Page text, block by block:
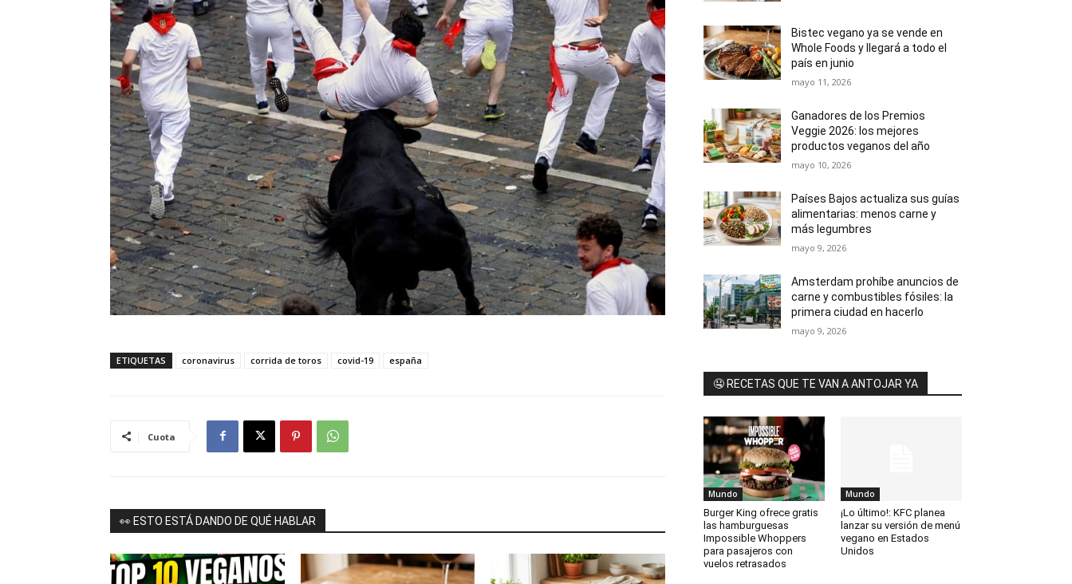
ETIQUETAS coronavirus corrida de toros covid-19 españa
Cuota
👀 ESTO ESTÁ DANDO DE QUÉ HABLAR
Bistec vegano ya se vende en
Whole Foods y llegará a todo el
país en junio
mayo 11, 2026
Ganadores de los Premios
Veggie 2026: los mejores
productos veganos del año
mayo 10, 2026
Países Bajos actualiza sus guías
alimentarias: menos carne y
más legumbres
mayo 9, 2026
Amsterdam prohíbe anuncios de
carne y combustibles fósiles: la
primera ciudad en hacerlo
mayo 9, 2026
🤤 RECETAS QUE TE VAN A ANTOJAR YA
Mundo
Burger King ofrece gratis
las hamburguesas
Impossible Whoppers
para pasajeros con
vuelos retrasados
Mundo
¡Lo último!: KFC planea
lanzar su versión de menú
vegano en Estados
Unidos